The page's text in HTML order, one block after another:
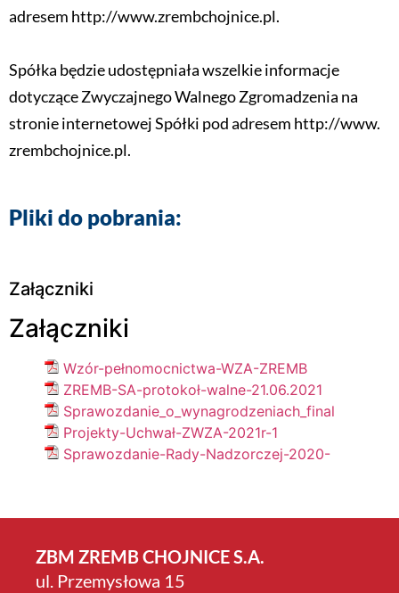
adresem http://www.zrembchojnice.pl.
Spółka będzie udostępniała wszelkie informacje
dotyczące Zwyczajnego Walnego Zgromadzenia na
stronie internetowej Spółki pod adresem http://www.
zrembchojnice.pl.
Pliki do pobrania:
Załączniki
Załączniki
Wzór-pełnomocnictwa-WZA-ZREMB
ZREMB-SA-protokoł-walne-21.06.2021
Sprawozdanie_o_wynagrodzeniach_final
Projekty-Uchwał-ZWZA-2021r-1
Sprawozdanie-Rady-Nadzorczej-2020-
ZBM ZREMB CHOJNICE S.A.
ul. Przemysłowa 15